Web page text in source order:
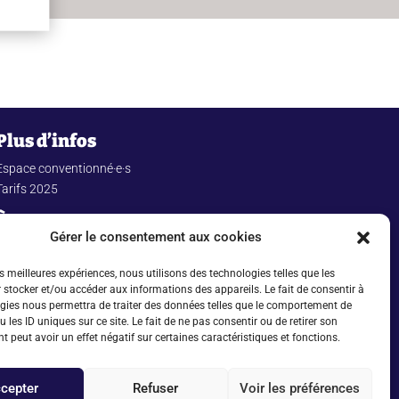
Gérer le consentement aux cookies
meilleures expériences, nous utilisons des technologies telles que les
stocker et/ou accéder aux informations des appareils. Le fait de consentir à
nous permettra de traiter des données telles que le comportement de
les ID uniques sur ce site. Le fait de ne pas consentir ou de retirer son
peut avoir un effet négatif sur certaines caractéristiques et fonctions.
Refuser Voir les préférences
d’infos
conventionné·e·s
2025
propos
de confidentialité
Copyright 2025 CIDEFE